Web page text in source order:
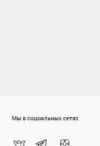
Мы в социальных сетях